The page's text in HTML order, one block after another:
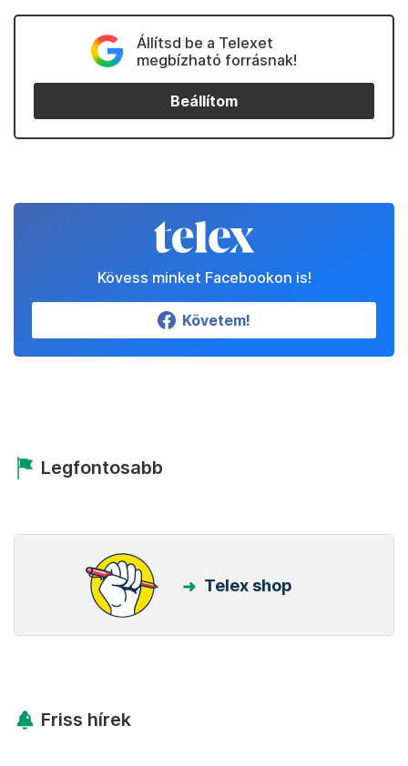
Állítsd be a Telexet
megbízható forrásnak!
Beállítom
Kövess minket Facebookon is!
Követem!
Legfontosabb
Telex shop
Friss hírek